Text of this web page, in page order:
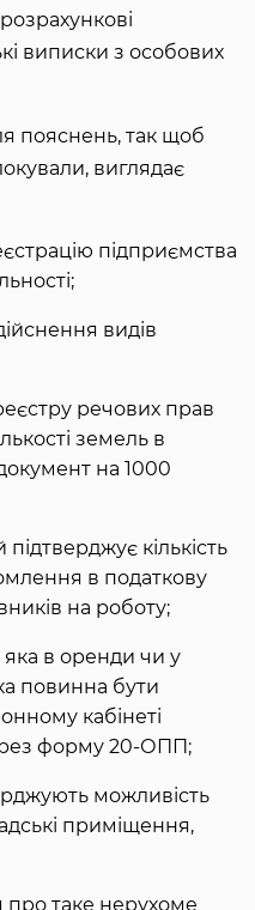
виписки з особових
пояснень, так щоб
виглядає
підприємства
видів
речових прав
земель в
на 1000
кількість
в податкову
на роботу;
яка в оренди чи у
повинна бути
кабінеті
форму 20-ОПП;
можливість
приміщення,
про таке нерухоме